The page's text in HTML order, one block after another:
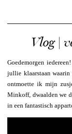
Vlog |
Goedemorgen
jullie klaarstaan
ontmoette ik mijn
Minkoff, dwaalden we
in een fantastisch